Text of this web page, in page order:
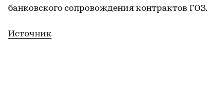
банковского сопровождения контрактов ГОЗ.
Источник